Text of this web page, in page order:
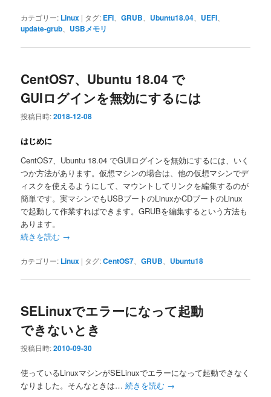
カテゴリー: Linux | タグ: EFI、GRUB、 Ubuntu18.04、 UEFI、
update-grub、 USBメモリ
CentOS7、Ubuntu 18.04 で
GUIログインを無効にするには
投稿日時:2018-12-08
はじめに
CentOS7、Ubuntu 18.04 でGUIログインを無効にするには、いく
つか方法があります。仮想マシンの場合は、他の仮想マシンでデ
ィスクを使えるようにして、マウントしてリンクを編集するのが
簡単です。実マシンでもUSBブートのLinuxかCDブートのLinux
で起動して作業すればできます。GRUBを編集するという方法も
あります。
続きを読む →
カテゴリー: Linux | タグ:CentOS7 、GRUB Ubuntu18
SELinuxでエラーになって起動
できないとき
投稿日時:2010-09-30
使っているLinuxマシンがSELinuxでエラーになって起動できなく
なりました。そんなときは…続きを読む →